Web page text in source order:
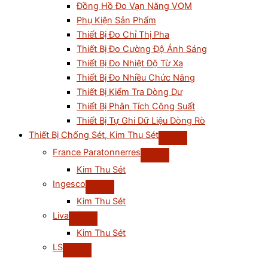
Đồng Hồ Đo Vạn Năng VOM
Phụ Kiện Sản Phẩm
Thiết Bị Đo Chỉ Thị Pha
Thiết Bị Đo Cường Độ Ánh Sáng
Thiết Bị Đo Nhiệt Độ Từ Xa
Thiết Bị Đo Nhiều Chức Năng
Thiết Bị Kiểm Tra Dòng Dư
Thiết Bị Phân Tích Công Suất
Thiết Bị Tự Ghi Dữ Liệu Dòng Rò
Thiết Bị Chống Sét, Kim Thu Sét
France Paratonnerres
Kim Thu Sét
Ingesco
Kim Thu Sét
Liva
Kim Thu Sét
LS